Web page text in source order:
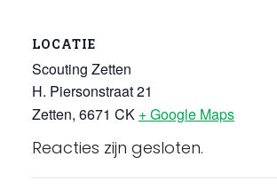
LOCATIE
Scouting Zetten
H. Piersonstraat 21
Zetten, 6671 CK + Google Maps
Reacties zijn gesloten.